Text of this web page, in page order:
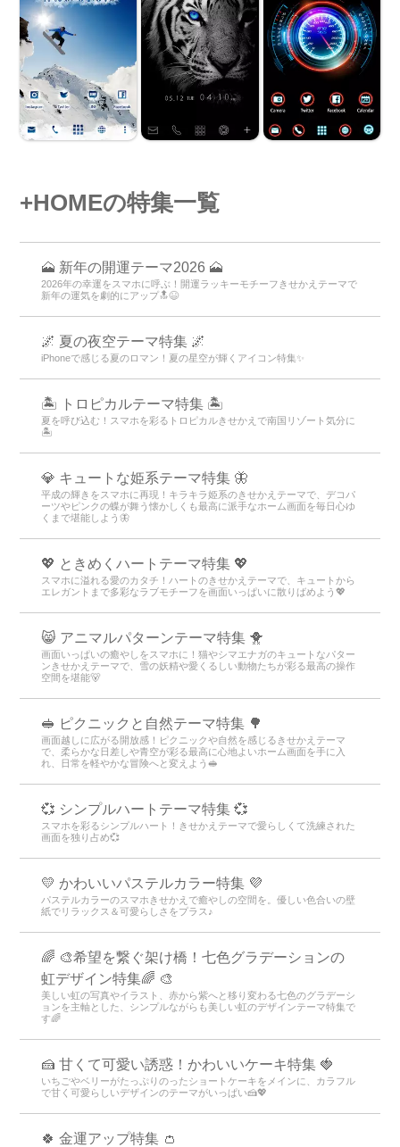
+HOMEの特集一覧
🗻 新年の開運テーマ2026 🗻
2026年の幸運をスマホに呼ぶ！開運ラッキーモチーフきせかえテーマで
新年の運気を劇的にアップ🔝😆
🌌 夏の夜空テーマ特集 🌌
iPhoneで感じる夏のロマン！夏の星空が輝くアイコン特集✨
🏝️ トロピカルテーマ特集 🏝️
夏を呼び込む！スマホを彩るトロピカルきせかえで南国リゾート気分に
🏝️
💎 キュートな姫系テーマ特集 🦋
平成の輝きをスマホに再現！キラキラ姫系のきせかえテーマで、デコパ
ーツやピンクの蝶が舞う懐かしくも最高に派手なホーム画面を毎日心ゆ
くまで堪能しよう🦋
💖 ときめくハートテーマ特集 💖
スマホに溢れる愛のカタチ！ハートのきせかえテーマで、キュートから
エレガントまで多彩なラブモチーフを画面いっぱいに散りばめよう💖
😸 アニマルパターンテーマ特集 🐥
画面いっぱいの癒やしをスマホに！猫やシマエナガのキュートなパター
ンきせかえテーマで、雪の妖精や愛くるしい動物たちが彩る最高の操作
空間を堪能🐻
🥪 ピクニックと自然テーマ特集 🌳
画面越しに広がる開放感！ピクニックや自然を感じるきせかえテーマ
で、柔らかな日差しや青空が彩る最高に心地よいホーム画面を手に入
れ、日常を軽やかな冒険へと変えよう🥪
💞 シンプルハートテーマ特集 💞
スマホを彩るシンプルハート！きせかえテーマで愛らしくて洗練された
画面を独り占め💞
💛 かわいいパステルカラー特集 💜
パステルカラーのスマホきせかえで癒やしの空間を。優しい色合いの壁
紙でリラックス＆可愛らしさをプラス♪
🌈 🎨希望を繋ぐ架け橋！七色グラデーションの
虹デザイン特集🌈 🎨
美しい虹の写真やイラスト、赤から紫へと移り変わる七色のグラデーシ
ョンを主軸とした、シンプルながらも美しい虹のデザインテーマ特集で
す🌈
🍰 甘くて可愛い誘惑！かわいいケーキ特集 🍓
いちごやベリーがたっぷりのったショートケーキをメインに、カラフル
で甘く可愛らしいデザインのテーマがいっぱい🍰💖
🍀 金運アップ特集 👛